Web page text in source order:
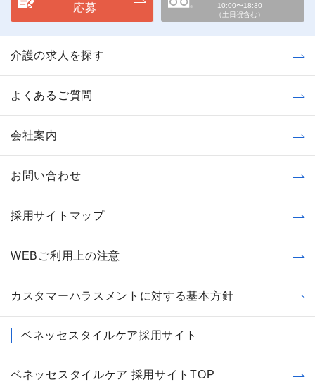
応募
10:00〜18:30
（土日祝含む）
介護の求人を探す
よくあるご質問
会社案内
お問い合わせ
採用サイトマップ
WEBご利用上の注意
カスタマーハラスメントに対する基本方針
ベネッセスタイルケア採用サイト
ベネッセスタイルケア 採用サイトTOP